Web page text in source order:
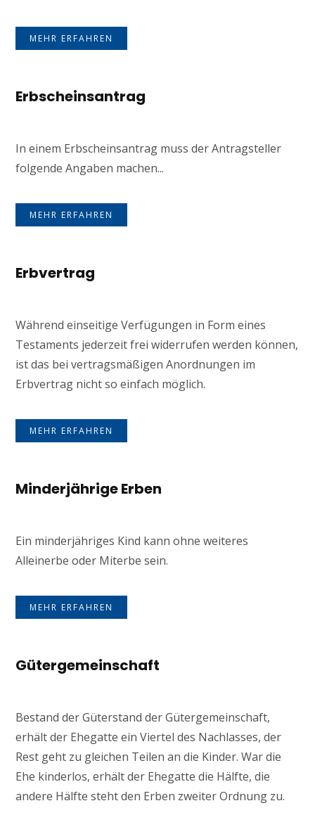
MEHR ERFAHREN
Erbscheinsantrag
In einem Erbscheinsantrag muss der Antragsteller
folgende Angaben machen...
MEHR ERFAHREN
Erbvertrag
Während einseitige Verfügungen in Form eines
Testaments jederzeit frei widerrufen werden können,
ist das bei vertragsmäßigen Anordnungen im
Erbvertrag nicht so einfach möglich.
MEHR ERFAHREN
Minderjährige Erben
Ein minderjähriges Kind kann ohne weiteres
Alleinerbe oder Miterbe sein.
MEHR ERFAHREN
Gütergemeinschaft
Bestand der Güterstand der Gütergemeinschaft,
erhält der Ehegatte ein Viertel des Nachlasses, der
Rest geht zu gleichen Teilen an die Kinder. War die
Ehe kinderlos, erhält der Ehegatte die Hälfte, die
andere Hälfte steht den Erben zweiter Ordnung zu.